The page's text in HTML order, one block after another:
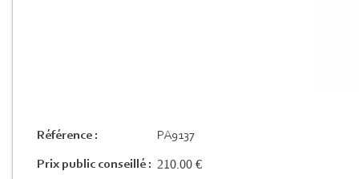
Référence : PA9137
Prix public conseillé : 210.00 €